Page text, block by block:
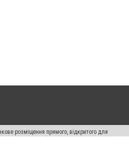
розміщення прямого, відкритого для